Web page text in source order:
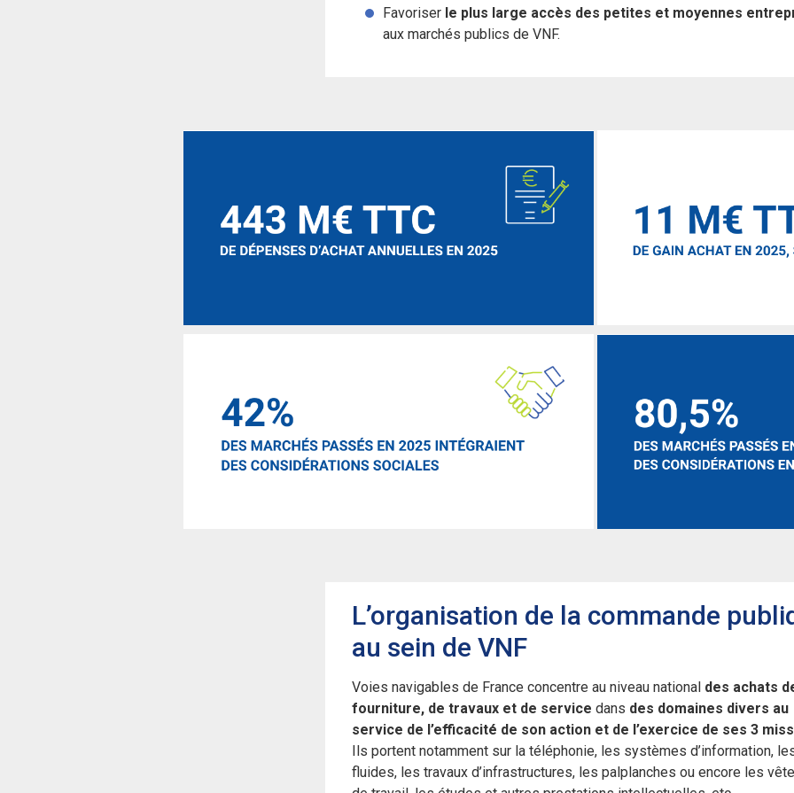
Favoriser le plus large accès des petites et moyennes
aux marchés publics de VNF.
L’organisation de la commande
au sein de VNF
Voies navigables de France concentre au niveau national des achats
fourniture, de travaux et de service dans des domaines divers au
service de l’efficacité de son action et de l’exercice de ses 3
Ils portent notamment sur la téléphonie, les systèmes d’information,
fluides, les travaux d’infrastructures, les palplanches ou encore les